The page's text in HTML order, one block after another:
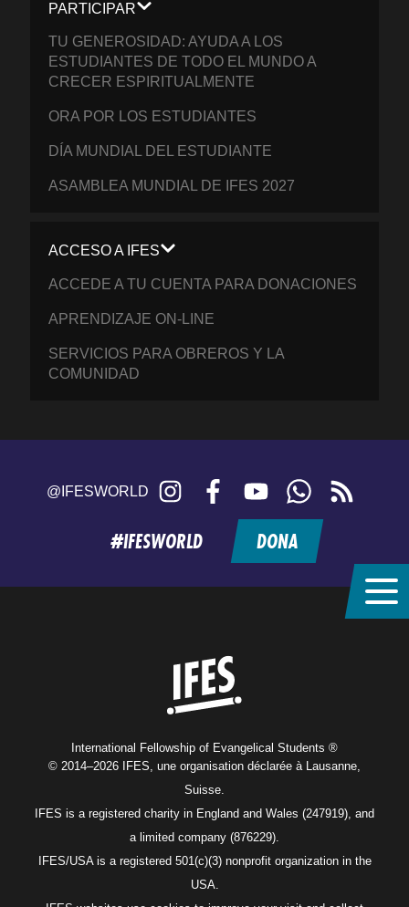
PARTICIPAR
TU GENEROSIDAD: AYUDA A LOS
ESTUDIANTES DE TODO EL MUNDO A
CRECER ESPIRITUALMENTE
ORA POR LOS ESTUDIANTES
DÍA MUNDIAL DEL ESTUDIANTE
ASAMBLEA MUNDIAL DE IFES 2027
ACCESO A IFES
ACCEDE A TU CUENTA PARA DONACIONES
APRENDIZAJE ON-LINE
SERVICIOS PARA OBREROS Y LA
COMUNIDAD
@IFESWORLD Instagram FacebookYouTubeWhatsApp
feed
#IFESWORLD DONA
International Fellowship of Evangelical Students ®
© 2014–2026 IFES, une organisation déclarée à Lausanne,
Suisse.
IFES is a registered charity in England and Wales (247919), and
a limited company (876229).
IFES/USA is a registered 501(c)(3) nonprofit organization in the
USA.